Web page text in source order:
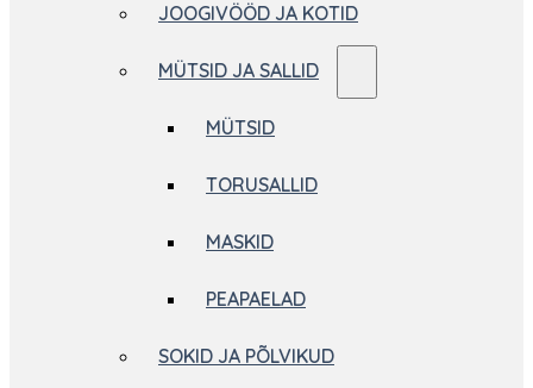
JOOGIVÖÖD JA KOTID
MÜTSID JA SALLID
MÜTSID
TORUSALLID
MASKID
PEAPAELAD
SOKID JA PÕLVIKUD